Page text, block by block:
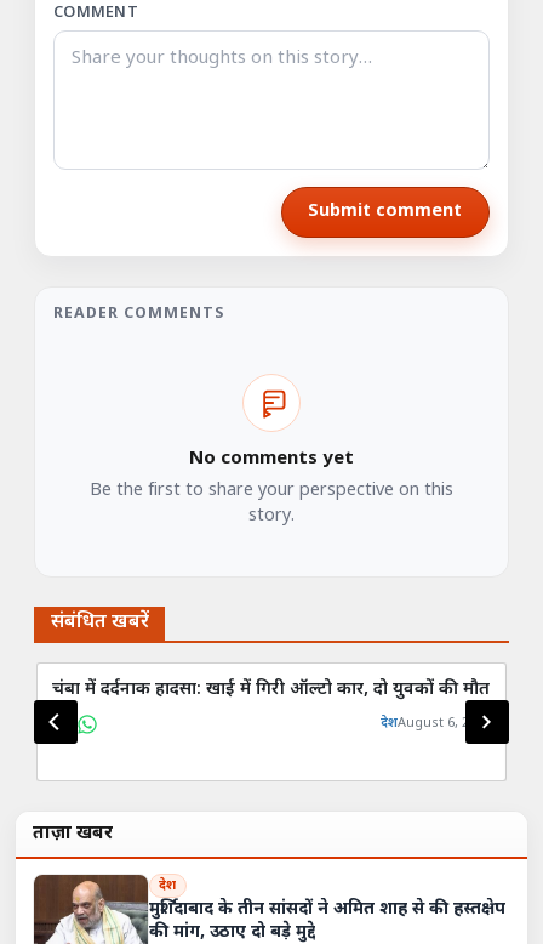
COMMENT
Submit comment
READER COMMENTS
No comments yet
Be the first to share your perspective on this
story.
संबंधित खबरें
चंबा में दर्दनाक हादसा: खाई में गिरी ऑल्टो कार, दो युवकों की मौत
देशAugust 6, 2026
ताज़ा खबरें
देश
मुर्शिदाबाद के तीन सांसदों ने अमित शाह से की हस्तक्षेप
की मांग, उठाए दो बड़े मुद्दे